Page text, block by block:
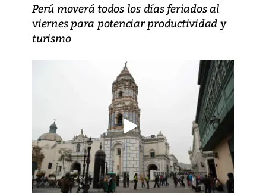
Perú moverá todos los días feriados al
viernes para potenciar productividad y
turismo